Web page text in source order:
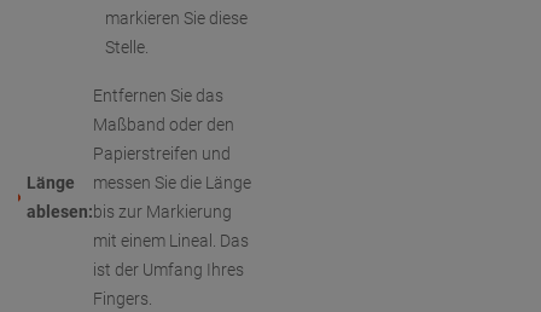
markieren Sie diese
Stelle.
Länge
ablesen:
Entfernen Sie das
Maßband oder den
Papierstreifen und
messen Sie die Länge
bis zur Markierung
mit einem Lineal. Das
ist der Umfang Ihres
Fingers.